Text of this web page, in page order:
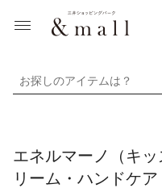
お探しのアイテムは？
エネルマーノ（キ
リーム・ハンドケア